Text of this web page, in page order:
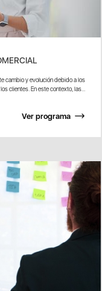
cambio y evolución debido a los
clientes. En este contexto, las...
Ver programa